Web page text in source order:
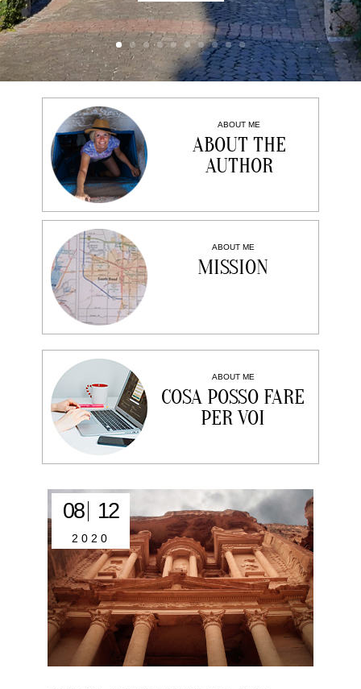
ABOUT ME
ABOUT THE
AUTHOR
ABOUT ME
MISSION
ABOUT ME
COSA POSSO FARE
PER VOI
08 12
2020